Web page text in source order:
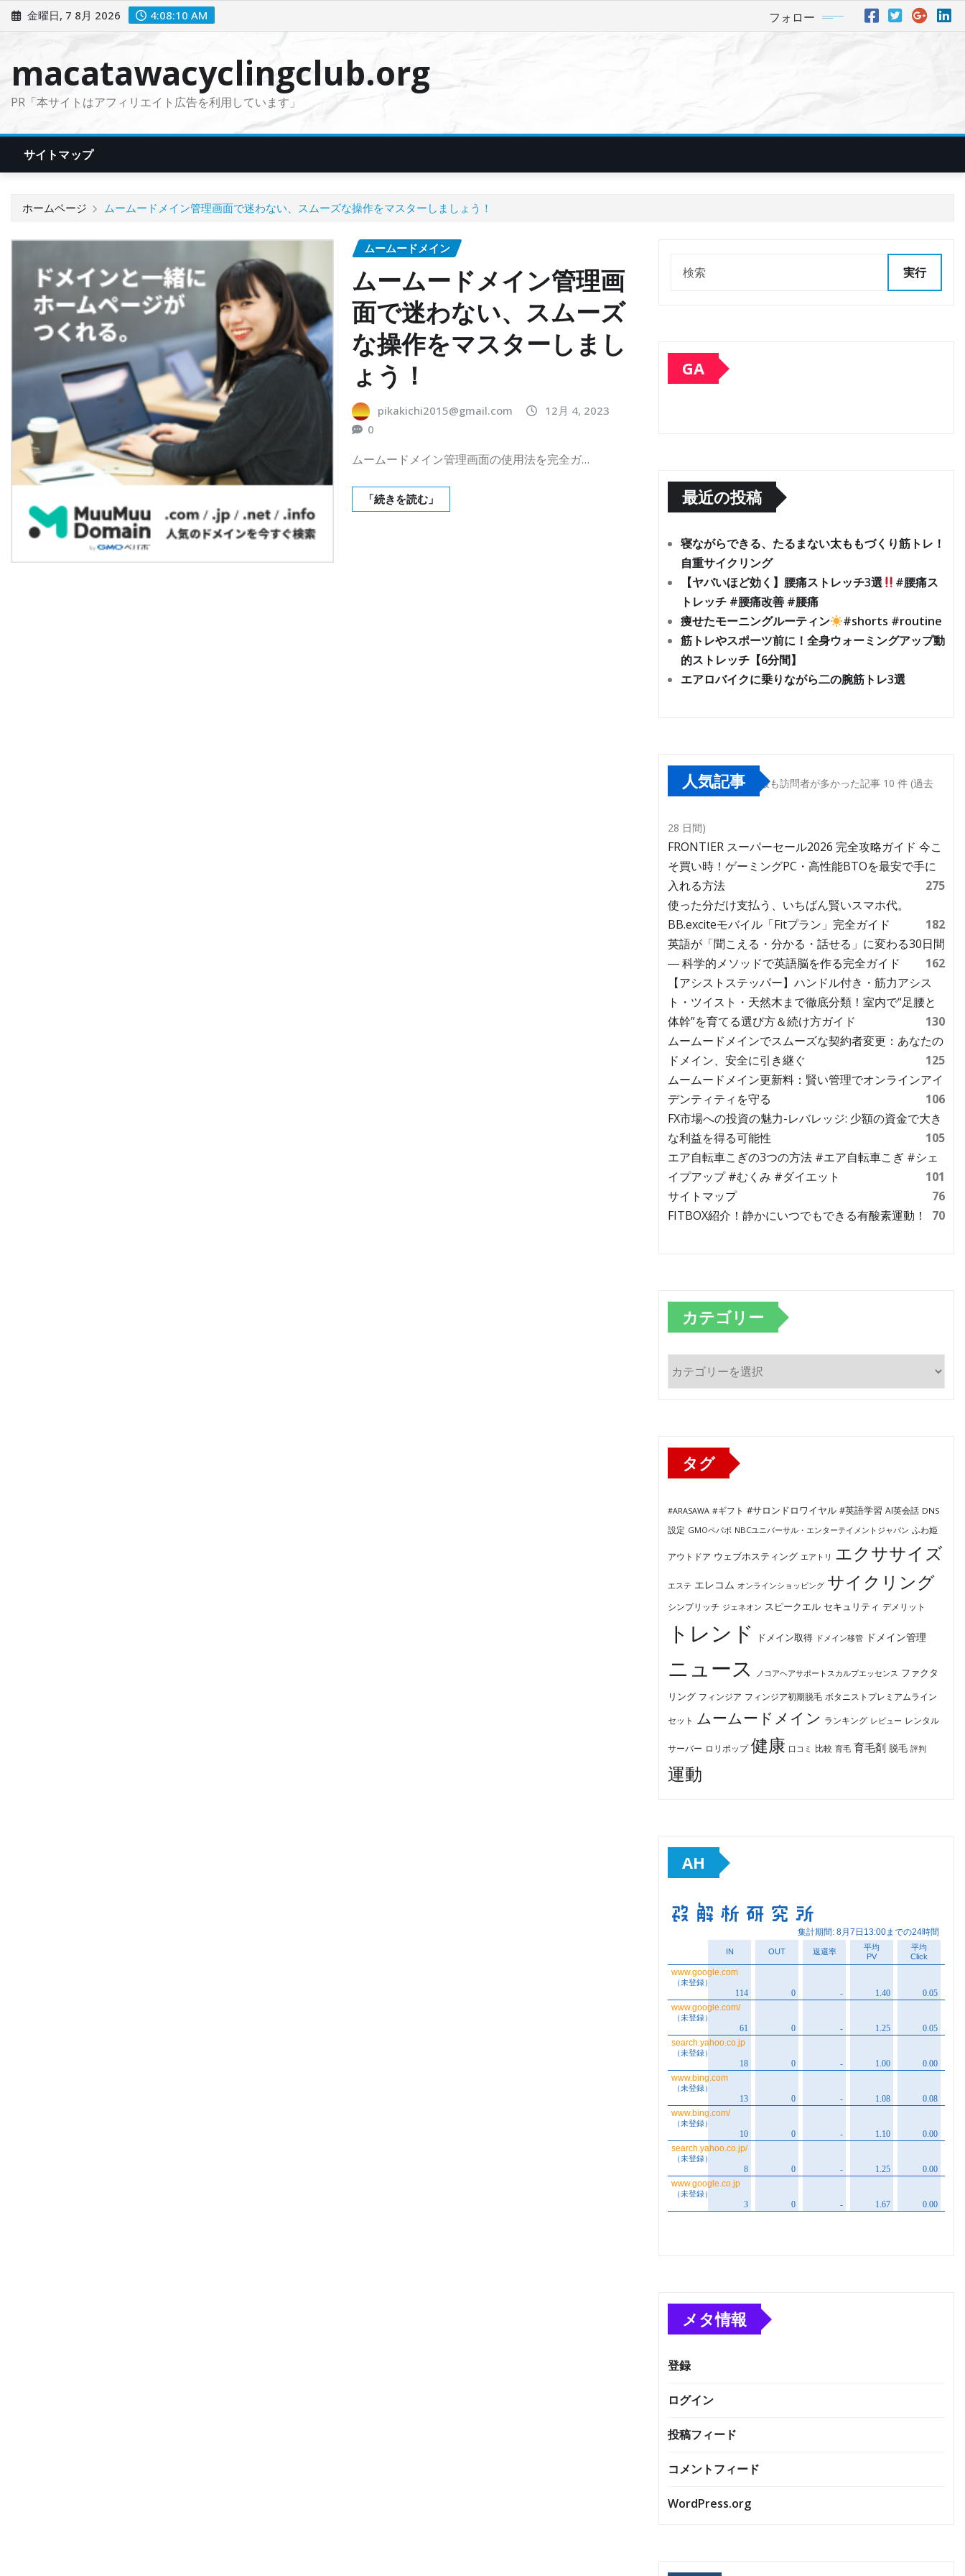
ン
金曜日, 7 8月 2026 4:08:11 AM フォロー
macatawacyclingclub.org
PR「本サイトはアフィリエイト広告を利用しています」
サイトマップ
ホームページ ムームードメイン管理画面で迷わない、スムーズな操作をマスターしましょう！
ムームードメイン
ムームードメイン管理画
面で迷わない、スムーズ
な操作をマスターしまし
ょう！
pikakichi2015@gmail.com
12月 4, 2023
0
ムームードメイン管理画面の使用法を完全ガ…
「続きを読む」
実行
GA
最近の投稿
寝ながらできる、たるまない太ももづくり筋トレ！
自重サイクリング
【ヤバいほど効く】腰痛ストレッチ3選
#腰痛ス
トレッチ #腰痛改善 #腰痛
痩せたモーニングルーティン
#shorts #routine
筋トレやスポーツ前に！全身ウォーミングアップ動
的ストレッチ【6分間】
エアロバイクに乗りながら二の腕筋トレ3選
人気記事 最も訪問者が多かった記事 10 件 (過去
28 日間)
FRONTIER スーパーセール2026 完全攻略ガイド 今こ
そ買い時！ゲーミングPC・高性能BTOを最安で手に
入れる方法
275
使った分だけ支払う、いちばん賢いスマホ代。
BB.exciteモバイル「Fitプラン」完全ガイド
182
英語が「聞こえる・分かる・話せる」に変わる30日間
― 科学的メソッドで英語脳を作る完全ガイド
162
【アシストステッパー】ハンドル付き・筋力アシス
ト・ツイスト・天然木まで徹底分類！室内で“足腰と
体幹”を育てる選び方＆続け方ガイド
130
ムームードメインでスムーズな契約者変更：あなたの
ドメイン、安全に引き継ぐ
125
ムームードメイン更新料：賢い管理でオンラインアイ
デンティティを守る
106
FX市場への投資の魅力-レバレッジ: 少額の資金で大き
な利益を得る可能性
105
エア自転車こぎの3つの方法 #エア自転車こぎ #シェ
イプアップ #むくみ #ダイエット
101
サイトマップ
76
FITBOX紹介！静かにいつでもできる有酸素運動！
70
カテゴリー
テ
タグ
#ARASAWA #ギフト #サロンドロワイヤル #英語学習 AI英会話 DNS
設定 GMOペパボ NBCユニバーサル・エンターテイメントジャパン ふわ姫
アウトドア ウェブホスティング エアトリ エクササイズ
エステ エレコム オンラインショッピング サイクリング
シンプリッチ ジェネオン スピークエル セキュリティ デメリット
トレンド ドメイン取得 ドメイン移管 ドメイン管理
ニュース ノコアヘアサポートスカルプエッセンス ファクタ
リング フィンジア フィンジア初期脱毛 ボタニストプレミアムライン
セット ムームードメイン ランキング レビュー レンタル
サーバー ロリポップ 健康 口コミ 比較 育毛 育毛剤 脱毛 評判
運動
AH
メタ情報
登録
ログイン
投稿フィード
コメントフィード
WordPress.org